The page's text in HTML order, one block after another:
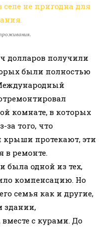
долларов получили
были полностью
комнате, в которых
за того, что
протекают, эти
в ремонте.
была одной из тех,
компенсацию. Но
семья как и другие,
здании,
с курами. До